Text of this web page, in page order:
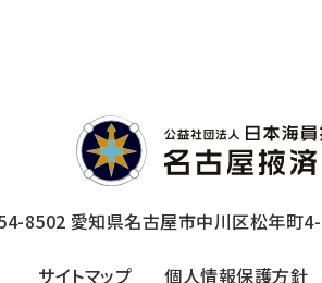
8502 愛知県名古屋市中川区松年町
サイトマップ 個人情報保護方針